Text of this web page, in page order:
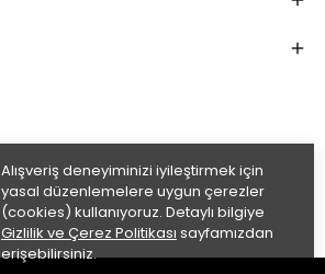
Alışveriş deneyiminizi iyileştirmek için
yasal düzenlemelere uygun çerezler
(cookies) kullanıyoruz. Detaylı bilgiye
Gizlilik ve Çerez Politikası sayfamızdan
erişebilirsiniz.